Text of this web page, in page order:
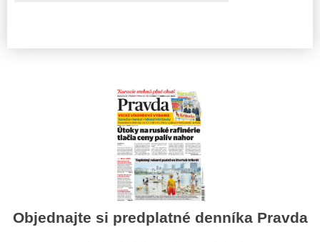
Objednajte si predplatné denníka Pravda